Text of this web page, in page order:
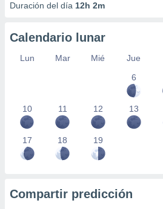
Duración del día 12h 2m
Calendario lunar
Lun Mar Mié Jue
6
10 11 12 13
17 18 19
Compartir predicción